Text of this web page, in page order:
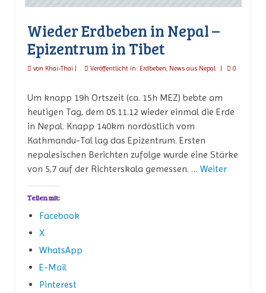
Wieder Erdbeben in Nepal –
Epizentrum in Tibet
von Khai-Thai Veröffentlicht in: Erdbeben, News aus Nepal 0
Um knapp 19h Ortszeit (ca. 15h MEZ) bebte am
heutigen Tag, dem 05.11.12 wieder einmal die Erde
in Nepal. Knapp 140km nordöstlich vom
Kathmandu-Tal lag das Epizentrum. Ersten
nepalesischen Berichten zufolge wurde eine Stärke
von 5,7 auf der Richterskala gemessen. … Weiter
Teilen mit:
Facebook
X
WhatsApp
E-Mail
Pinterest